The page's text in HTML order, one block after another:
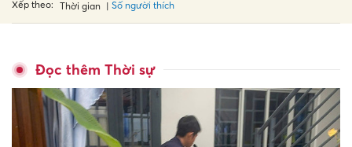
Xếp theo: Thời gian Số người thích
Đọc thêm Thời sự